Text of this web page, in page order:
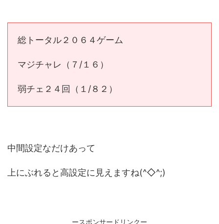
総トータル２０６４ゲーム
マジチャレ（７/１６）
弱チェ２４回（１/８２）
中間設定なだけあって
上にぶれると高設定に見えますね(^◇^;)
ースポンサードリンクー